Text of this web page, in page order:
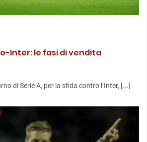
Inter: le fasi di vendita
di Serie A, per la sfida contro l’Inter, [...]